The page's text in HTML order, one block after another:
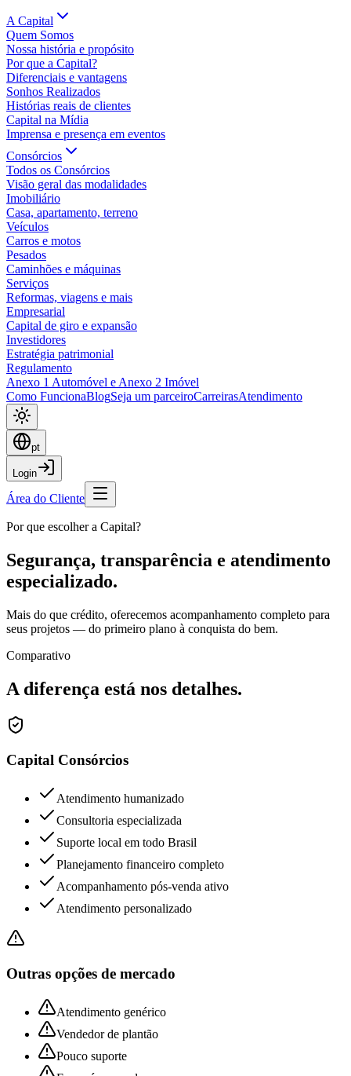
A Capital
Quem Somos
Nossa história e propósito
Por que a Capital?
Diferenciais e vantagens
Sonhos Realizados
Histórias reais de clientes
Capital na Mídia
Imprensa e presença em eventos
Consórcios
Todos os Consórcios
Visão geral das modalidades
Imobiliário
Casa, apartamento, terreno
Veículos
Carros e motos
Pesados
Caminhões e máquinas
Serviços
Reformas, viagens e mais
Empresarial
Capital de giro e expansão
Investidores
Estratégia patrimonial
Regulamento
Anexo 1 Automóvel e Anexo 2 Imóvel
Como FuncionaBlogSeja um parceiroCarreirasAtendimento
pt
Login
Área do Cliente
Por que escolher a Capital?
Segurança, transparência e atendimento
especializado.
Mais do que crédito, oferecemos acompanhamento completo para
seus projetos — do primeiro plano à conquista do bem.
Comparativo
A diferença está nos detalhes.
Capital Consórcios
Atendimento humanizado
Consultoria especializada
Suporte local em todo Brasil
Planejamento financeiro completo
Acompanhamento pós-venda ativo
Atendimento personalizado
Outras opções de mercado
Atendimento genérico
Vendedor de plantão
Pouco suporte